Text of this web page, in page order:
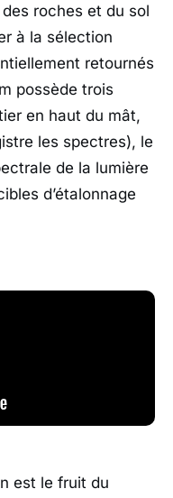
roches et du sol
à la sélection
retournés
possède trois
en haut du mât,
les spectres), le
de la lumière
d’étalonnage
est le fruit du